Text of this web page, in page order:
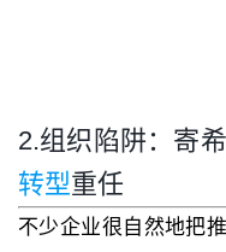
2.组织陷阱：寄
转型重任
不少企业很自然地把